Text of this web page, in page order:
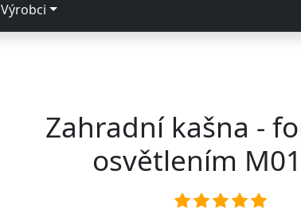
Výrobci
Zahradní kašna -
osvětlením